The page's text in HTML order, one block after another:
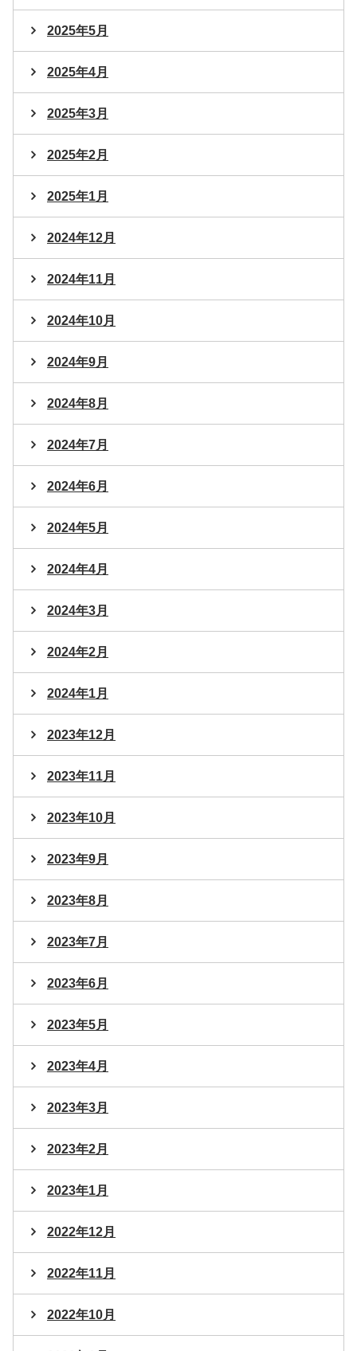
2025年5月
2025年4月
2025年3月
2025年2月
2025年1月
2024年12月
2024年11月
2024年10月
2024年9月
2024年8月
2024年7月
2024年6月
2024年5月
2024年4月
2024年3月
2024年2月
2024年1月
2023年12月
2023年11月
2023年10月
2023年9月
2023年8月
2023年7月
2023年6月
2023年5月
2023年4月
2023年3月
2023年2月
2023年1月
2022年12月
2022年11月
2022年10月